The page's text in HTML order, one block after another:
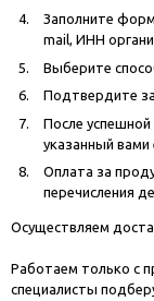
Заполните
mail, ИНН
Выберите
Подтвердите
После успешной
указанный вами
Оплата за
перечисления
Осуществляем
Работаем только с
специалисты